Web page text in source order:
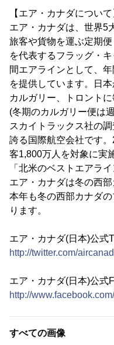
【エア・カナダについて
エア・カナダは、世界5
旅客や貨物を運ぶ定期
を代表するフラッグ・
間エアラインとして、
を提供しています。日
カルガリー、トロント
(冬期のカルガリー便は
スカイトラックス社の
誇る国際航空会社です
客1,800万人を対象に実
「北米のベストエアラ
エア・カナダは冬の西
本年も冬の西部カナダ
ります。
エア・カナダ(日本)公式
http://twitter.com/
エア・カナダ(日本)公式
http://
すべての画像